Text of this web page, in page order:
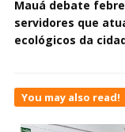
Mauá debate
servidores que
ecológicos da
You may also read!